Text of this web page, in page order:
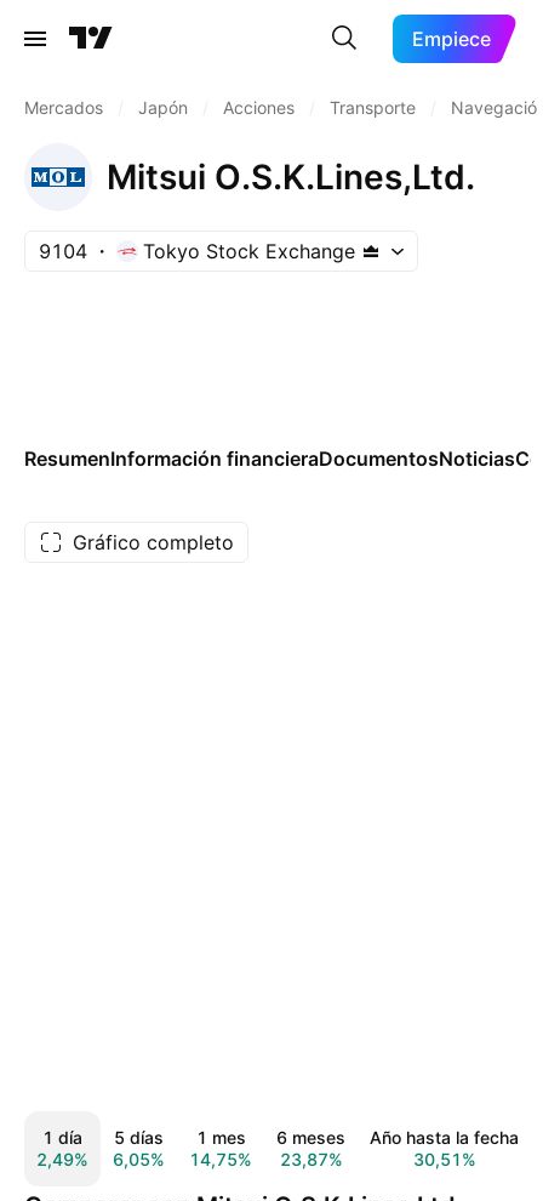
Empiece
Mercados Japón Acciones Transporte
Mitsui O.S.K.Lines,Ltd.
9104 Tokyo Stock Exchange
ResumenInformación financieraDocumentosNoticias
Gráfico completo
1 día
2,49%
5 días
6,05%
1 mes
14,75%
6 meses
23,87%
Año hasta la fecha
30,51%